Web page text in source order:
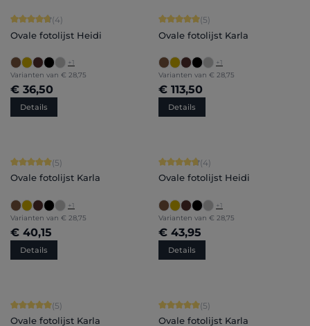
Gemiddelde waardering van 4.75 van 5 sterren
(4)
Ovale fotolijst Heidi
+1
Varianten van € 28,75
€ 36,50
Details
Gemiddelde waardering van 5 van 5
(5)
Ovale fotolijst Karla
+1
Varianten van € 28,75
€ 113,50
Details
Gemiddelde waardering van 5 van 5 sterren
(5)
Ovale fotolijst Karla
+1
Varianten van € 28,75
€ 40,15
Details
Gemiddelde waardering van 4.75
(4)
Ovale fotolijst Heidi
+1
Varianten van € 28,75
€ 43,95
Details
Gemiddelde waardering van 5 van 5 sterren
(5)
Ovale fotolijst Karla
Gemiddelde waardering van 5 van 5
(5)
Ovale fotolijst Karla